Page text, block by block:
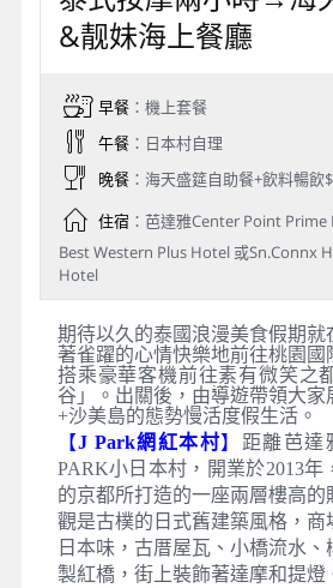
&靓妹海上餐廳
早餐：機上套餐
午餐：日本村自理
晚餐：海天盛筵自助餐+飲料暢飲
住宿：芭達雅Center Point
Best Western Plus Hotel 或Sn.Connx
Hotel
期待以久的泰國浪漫美食假期就
著雀躍的心情快樂地前往桃園國
搭乘豪華客機前往素有微笑之
谷」。出關後，由導遊帶領大家
+沙美島的態勢慢活度假生活。
【J Park網紅本村】 距離芭達
PARK小日本村，開業於2013年
的京都所打造的一座兩層樓高的
觀是古樸的日式舊建築風格，商
日本味，古厝屋瓦、小橋流水
製紅橋，街上裝飾著達摩和提燈